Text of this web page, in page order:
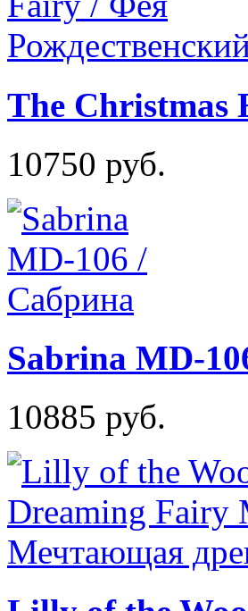
The Christmas
10750 руб.
Sabrina MD-
10885 руб.